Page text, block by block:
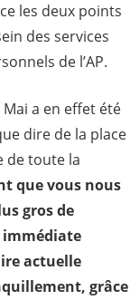
les deux points
des services
de l’AP.
a en effet été
dire de la place
de toute la
que vous nous
gros de
immédiate
actuelle
grâce